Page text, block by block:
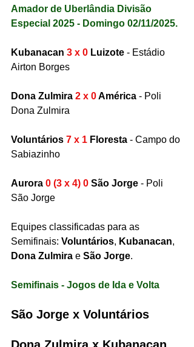
Amador de Uberlândia Divisão
Especial 2025 - Domingo 02/11/2025.
Kubanacan 3 x 0 Luizote - Estádio
Airton Borges
Dona Zulmira 2 x 0 América - Poli
Dona Zulmira
Voluntários 7 x 1 Floresta - Campo do
Sabiazinho
Aurora 0 (3 x 4) 0 São Jorge - Poli
São Jorge
Equipes classificadas para as
Semifinais: Voluntários, Kubanacan,
Dona Zulmira e São Jorge.
Semifinais - Jogos de Ida e Volta
São Jorge x Voluntários